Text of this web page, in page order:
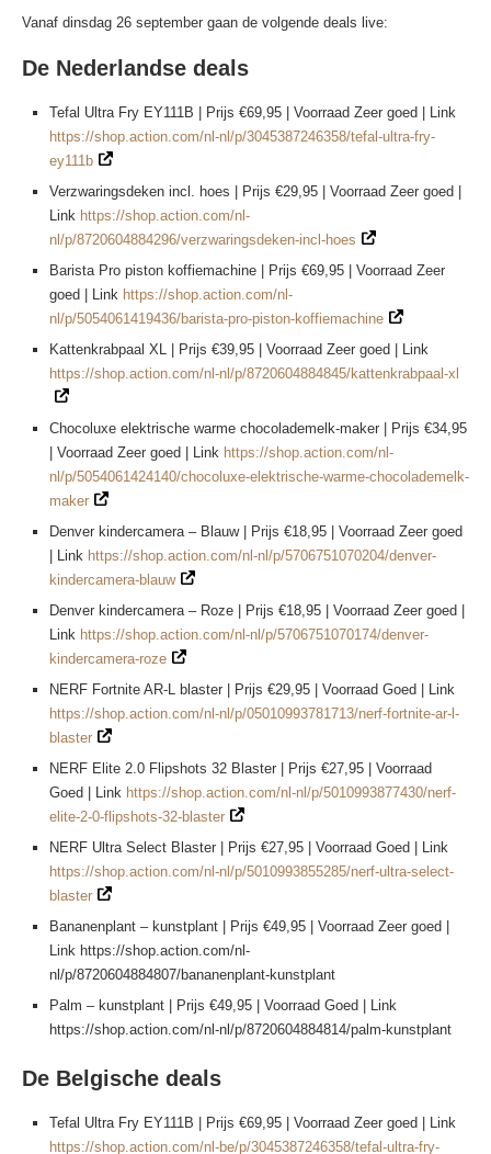
Vanaf dinsdag 26 september gaan de volgende deals live:
De Nederlandse deals
Tefal Ultra Fry EY111B | Prijs €69,95 | Voorraad Zeer goed | Link
https://shop.action.com/nl-nl/p/3045387246358/tefal-ultra-fry-
ey111b
Verzwaringsdeken incl. hoes | Prijs €29,95 | Voorraad Zeer goed |
Link https://shop.action.com/nl-
nl/p/8720604884296/verzwaringsdeken-incl-hoes
Barista Pro piston koffiemachine | Prijs €69,95 | Voorraad Zeer
goed | Link https://shop.action.com/nl-
nl/p/5054061419436/barista-pro-piston-koffiemachine
Kattenkrabpaal XL | Prijs €39,95 | Voorraad Zeer goed | Link
https://shop.action.com/nl-nl/p/8720604884845/kattenkrabpaal-xl
Chocoluxe elektrische warme chocolademelk-maker | Prijs €34,95
| Voorraad Zeer goed | Link https://shop.action.com/nl-
nl/p/5054061424140/chocoluxe-elektrische-warme-chocolademelk-
maker
Denver kindercamera – Blauw | Prijs €18,95 | Voorraad Zeer goed
| Link https://shop.action.com/nl-nl/p/5706751070204/denver-
kindercamera-blauw
Denver kindercamera – Roze | Prijs €18,95 | Voorraad Zeer goed |
Link https://shop.action.com/nl-nl/p/5706751070174/denver-
kindercamera-roze
NERF Fortnite AR-L blaster | Prijs €29,95 | Voorraad Goed | Link
https://shop.action.com/nl-nl/p/05010993781713/nerf-fortnite-ar-l-
blaster
NERF Elite 2.0 Flipshots 32 Blaster | Prijs €27,95 | Voorraad
Goed | Link https://shop.action.com/nl-nl/p/5010993877430/nerf-
elite-2-0-flipshots-32-blaster
NERF Ultra Select Blaster | Prijs €27,95 | Voorraad Goed | Link
https://shop.action.com/nl-nl/p/5010993855285/nerf-ultra-select-
blaster
Bananenplant – kunstplant | Prijs €49,95 | Voorraad Zeer goed |
Link https://shop.action.com/nl-
nl/p/8720604884807/bananenplant-kunstplant
Palm – kunstplant | Prijs €49,95 | Voorraad Goed | Link
https://shop.action.com/nl-nl/p/8720604884814/palm-kunstplant
De Belgische deals
Tefal Ultra Fry EY111B | Prijs €69,95 | Voorraad Zeer goed | Link
https://shop.action.com/nl-be/p/3045387246358/tefal-ultra-fry-